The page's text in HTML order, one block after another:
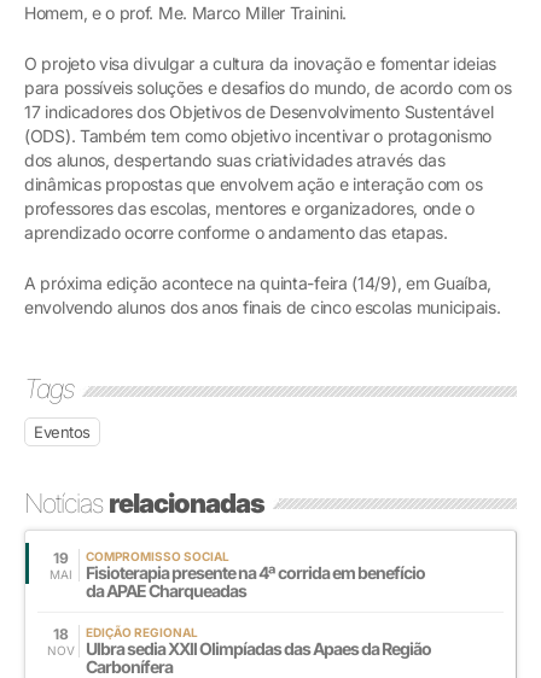
Homem, e o prof. Me. Marco Miller Trainini.
O projeto visa divulgar a cultura da inovação e fomentar ideias
para possíveis soluções e desafios do mundo, de acordo com os
17 indicadores dos Objetivos de Desenvolvimento Sustentável
(ODS). Também tem como objetivo incentivar o protagonismo
dos alunos, despertando suas criatividades através das
dinâmicas propostas que envolvem ação e interação com os
professores das escolas, mentores e organizadores, onde o
aprendizado ocorre conforme o andamento das etapas.
A próxima edição acontece na quinta-feira (14/9), em Guaíba,
envolvendo alunos dos anos finais de cinco escolas municipais.
Tags
Eventos
Notíciasrelacionadas
19
MAI
COMPROMISSO SOCIAL
Fisioterapia presente na 4ª corrida em benefício
da APAE Charqueadas
18
NOV
EDIÇÃO REGIONAL
Ulbra sedia XXll Olimpíadas das Apaes da Região
Carbonífera